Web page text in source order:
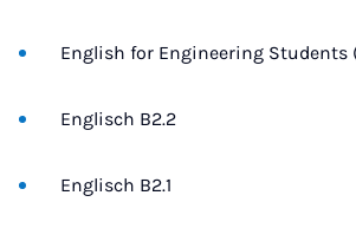
English for Engineering Students
Englisch B2.2
Englisch B2.1